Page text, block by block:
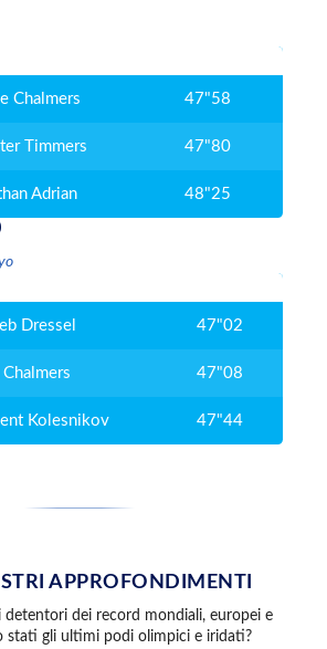
Chalmers 47"58
Timmers 47"80
Adrian 48"25
Dressel 47"02
Chalmers 47"08
Kolesnikov 47"44
APPROFONDIMENTI
detentori dei record mondiali, europei e
stati gli ultimi podi olimpici e iridati?